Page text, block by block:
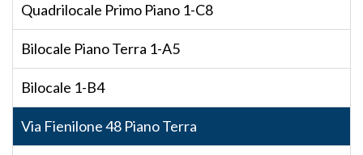
Quadrilocale Primo Piano 1-C8
Bilocale Piano Terra 1-A5
Bilocale 1-B4
Via Fienilone 48 Piano Terra